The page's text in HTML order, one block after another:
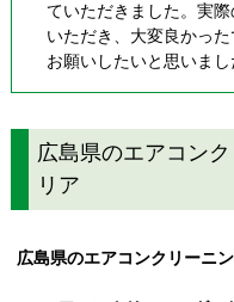
ていただきました。実
いただき、大変良かっ
お願いしたいと思いまし
広島県のエアコン
リア
広島県のエアコンクリーニ